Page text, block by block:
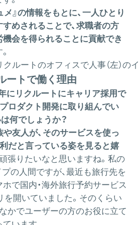
メ』の情報をもとに、一人ひとり
めされることで、求職者の方
会を得られることに貢献でき
ートで働く理由
にリクルートにキャリア採用で
ロダクト開発に取り組んでい
何でしょうか？
や友人が、そのサービスを使っ
だと言っている姿を見ると嬉
張りたいなと思いますね。私の
の人間ですが、最近も旅行先を
で国内・海外旅行予約サービス
を開いていました。そのくらい
かでユーザーの方のお役に立て